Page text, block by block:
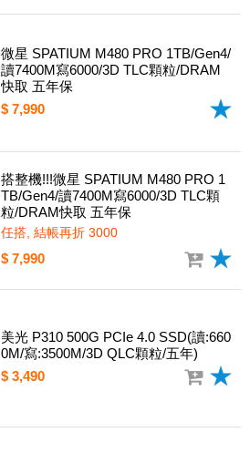
微星 SPATIUM M480 PRO 1TB/Gen4/
讀7400M寫6000/3D TLC顆粒/DRAM
快取 五年保
$ 7,990
搭整機!!!微星 SPATIUM M480 PRO 1
TB/Gen4/讀7400M寫6000/3D TLC顆
粒/DRAM快取 五年保
任搭, 結帳再折 3000
$ 7,990
美光 P310 500G PCIe 4.0 SSD(讀:660
0M/寫:3500M/3D QLC顆粒/五年)
$ 3,490